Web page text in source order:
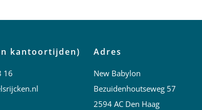
kantoortijden)
16
Adres
New Babylon
Bezuidenhoutseweg 57
2594 AC Den Haag